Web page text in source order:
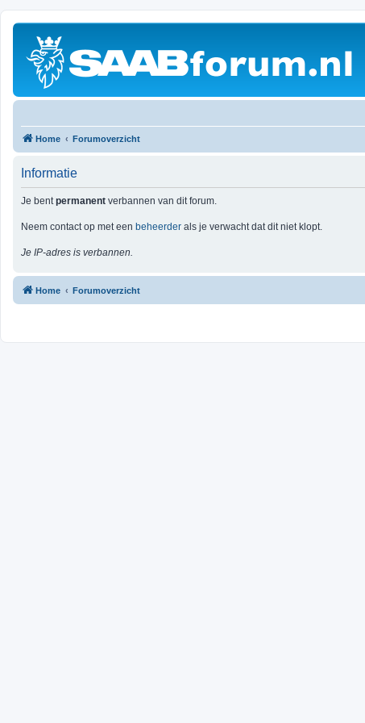
Home Forumoverzicht
Informatie
Je bentpermanent verbannen van dit forum.
Neem contact op met een beheerder als je verwacht dat dit niet klopt.
Je IP-adres is verbannen.
Home Forumoverzicht